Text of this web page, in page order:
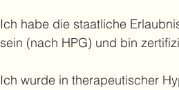
Ich habe die staatliche
sein (nach HPG) und bin
Ich wurde in therapeutischer